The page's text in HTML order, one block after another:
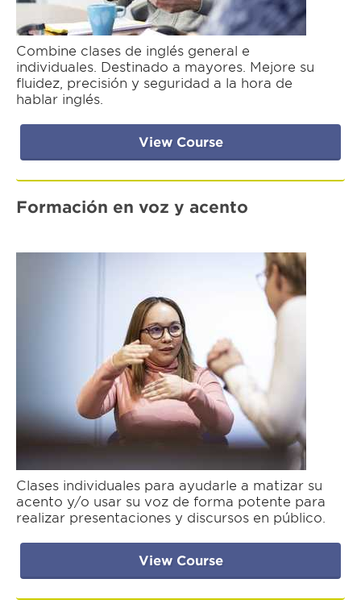
Combine clases de inglés general e
individuales. Destinado a mayores. Mejore su
fluidez, precisión y seguridad a la hora de
hablar inglés.
View Course
Formación en voz y acento
Clases individuales para ayudarle a matizar su
acento y/o usar su voz de forma potente para
realizar presentaciones y discursos en público.
View Course